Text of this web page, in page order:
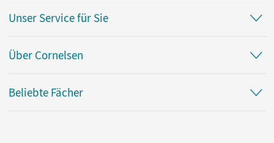
Unser Service für Sie
Über Cornelsen
Beliebte Fächer